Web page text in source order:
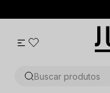
Buscar produtos